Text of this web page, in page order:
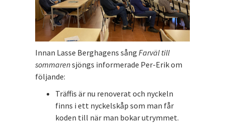
Innan Lasse Berghagens sång Farväl till
sommarensjöngs informerade Per-Erik om
följande:
Träffis är nu renoverat och nyckeln
finns i ett nyckelskåp som man får
koden till när man bokar utrymmet.